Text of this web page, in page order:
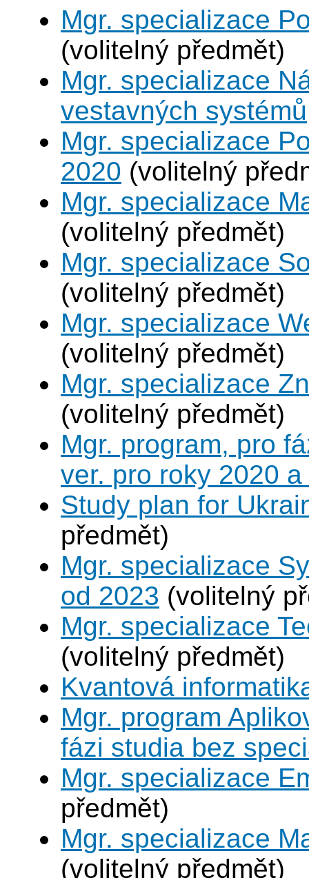
Mgr. specializace
(volitelný předmět)
Mgr. specializace
vestavných
Mgr. specializace
2020 (volitelný
Mgr. specializace
(volitelný předmět)
Mgr. specializace
(volitelný předmět)
Mgr. specializace
(volitelný předmět)
Mgr. specializace
(volitelný předmět)
Mgr. program, pro
ver. pro roky 2020
Study plan for
předmět)
Mgr. specializace
od 2023 (volitelný
Mgr. specializace
(volitelný předmět)
Kvantová
Mgr. program
fázi studia bez
Mgr. specializace
předmět)
Mgr. specializace
(volitelný předmět)